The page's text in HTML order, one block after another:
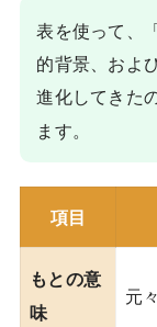
表を使って、
的背景、およ
進化してきた
ます。
項目
もとの意
味
元